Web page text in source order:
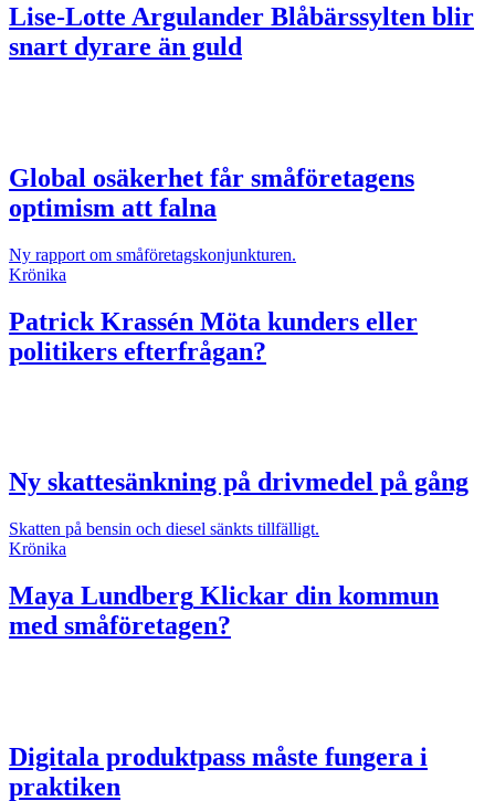
Lise-Lotte Argulander Blåbärssylten blir
snart dyrare än guld
Global osäkerhet får småföretagens
optimism att falna
Ny rapport om småföretagskonjunkturen.
Krönika
Patrick Krassén Möta kunders eller
politikers efterfrågan?
Ny skattesänkning på drivmedel på gång
Skatten på bensin och diesel sänkts tillfälligt.
Krönika
Maya Lundberg Klickar din kommun
med småföretagen?
Digitala produktpass måste fungera i
praktiken